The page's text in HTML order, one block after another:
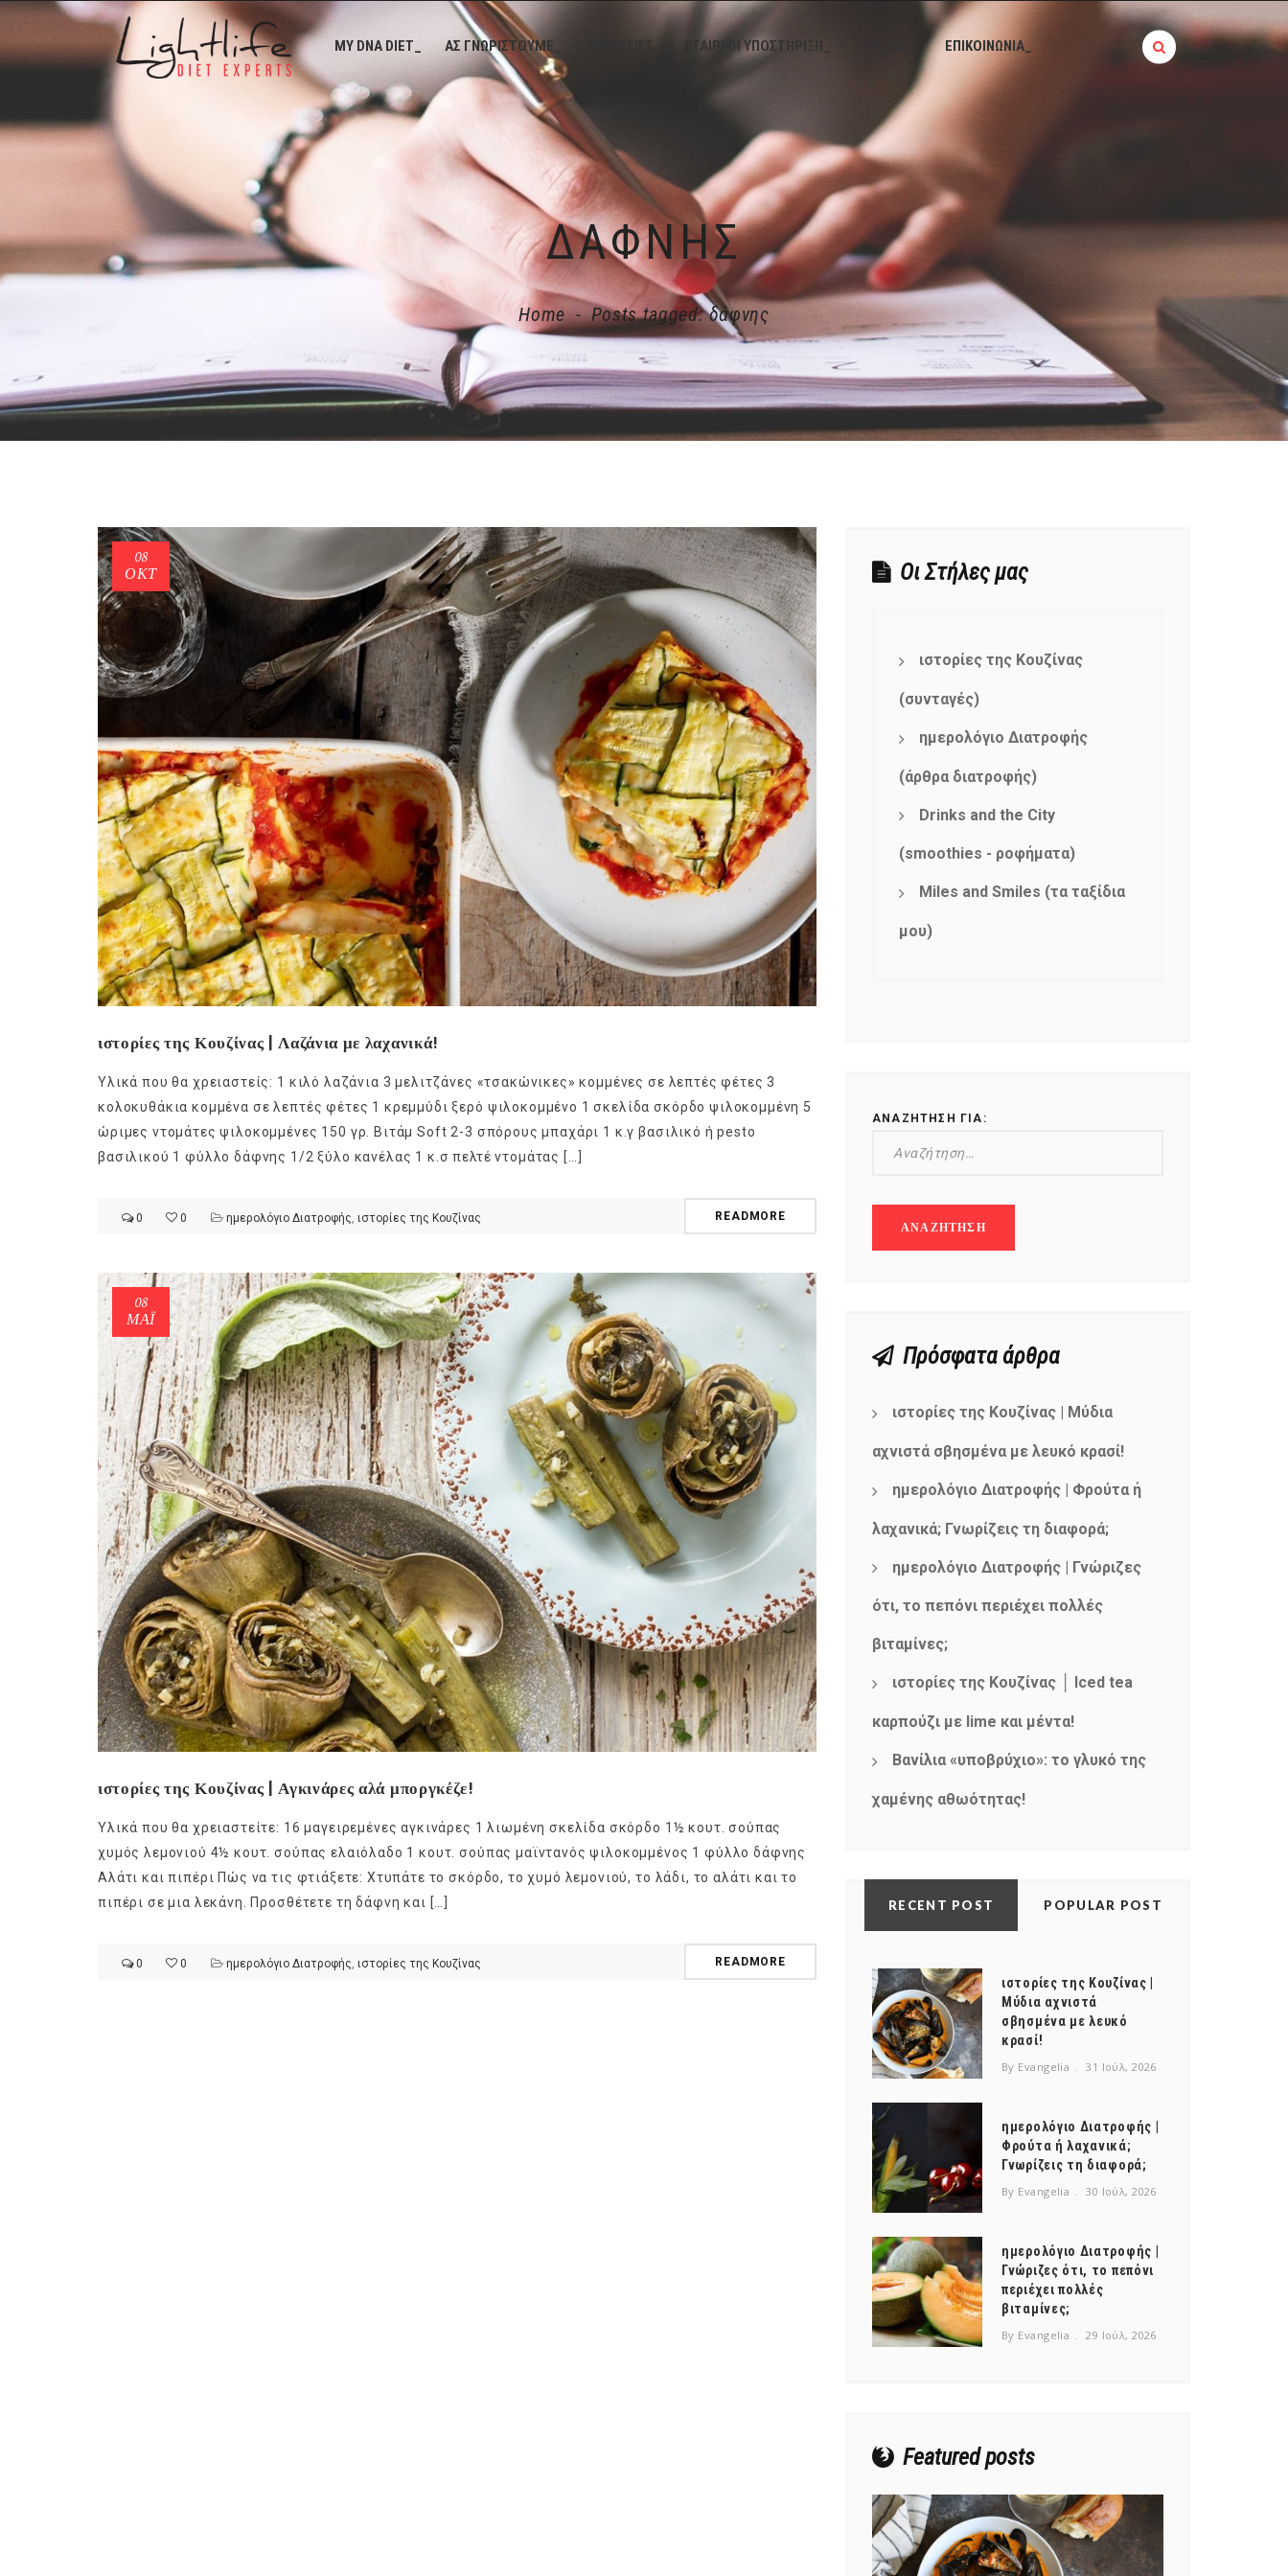
MY DNA DIET_ ΑΣ ΓΝΩΡΙΣΤΟΥΜΕ_ ΕΤΑΙΡΙΚΗ ΥΠΟΣΤΗΡΙΞΗ_ ΕΠΙΚΟΙΝΩΝΙΑ_
ΔΆΦΝΗΣ
Home - Posts tagged: δάφνης
08
ΟΚΤ
ιστορίες της Κουζίνας | Λαζάνια με λαχανικά!
Υλικά που θα χρειαστείς: 1 κιλό λαζάνια 3 μελιτζάνες «τσακώνικες» κομμένες σε λεπτές φέτες 3
κολοκυθάκια κομμένα σε λεπτές φέτες 1 κρεμμύδι ξερό ψιλοκομμένο 1 σκελίδα σκόρδο ψιλοκομμένη 5
ώριμες ντομάτες ψιλοκομμένες 150 γρ. Βιτάμ Soft 2-3 σπόρους μπαχάρι 1 κ.γ βασιλικό ή pesto
βασιλικού 1 φύλλο δάφνης 1/2 ξύλο κανέλας 1 κ.σ πελτέ ντομάτας […]
0 0 ημερολόγιο Διατροφής, ιστορίες της Κουζίνας READMORE
08
ΜΑΪ́
ιστορίες της Κουζίνας | Αγκινάρες αλά μποργκέζε!
Υλικά που θα χρειαστείτε: 16 μαγειρεμένες αγκινάρες 1 λιωμένη σκελίδα σκόρδο 1½ κουτ. σούπας
χυμός λεμονιού 4½ κουτ. σούπας ελαιόλαδο 1 κουτ. σούπας μαϊντανός ψιλοκομμένος 1 φύλλο δάφνης
Αλάτι και πιπέρι Πώς να τις φτιάξετε: Χτυπάτε το σκόρδο, το χυμό λεμονιού, το λάδι, το αλάτι και το
πιπέρι σε μια λεκάνη. Προσθέτετε τη δάφνη και […]
0 0 ημερολόγιο Διατροφής, ιστορίες της Κουζίνας READMORE
Οι Στήλες μας
ιστορίες της Κουζίνας
(συνταγές)
ημερολόγιο Διατροφής
(άρθρα διατροφής)
Drinks and the City
(smoothies - ροφήματα)
Miles and Smiles (τα ταξίδια
μου)
ΑΝΑΖΉΤΗΣΗ ΓΙΑ:
Πρόσφατα άρθρα
ιστορίες της Κουζίνας | Μύδια
αχνιστά σβησμένα με λευκό κρασί!
ημερολόγιο Διατροφής | Φρούτα ή
λαχανικά; Γνωρίζεις τη διαφορά;
ημερολόγιο Διατροφής | Γνώριζες
ότι, το πεπόνι περιέχει πολλές
βιταμίνες;
ιστορίες της Κουζίνας │ Iced tea
καρπούζι με lime και μέντα!
Βανίλια «υποβρύχιο»: το γλυκό της
χαμένης αθωότητας!
RECENT POST POPULAR POST
ιστορίες της Κουζίνας |
Μύδια αχνιστά
σβησμένα με λευκό
κρασί!
By Evangelia 31 Ιούλ, 2026
ημερολόγιο Διατροφής |
Φρούτα ή λαχανικά;
Γνωρίζεις τη διαφορά;
By Evangelia 30 Ιούλ, 2026
ημερολόγιο Διατροφής |
Γνώριζες ότι, το πεπόνι
περιέχει πολλές
βιταμίνες;
By Evangelia 29 Ιούλ, 2026
Featured posts